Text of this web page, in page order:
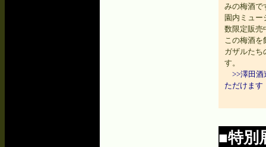
みの梅酒で
園内ミュー
数限定販売
この梅酒を
ガザルたち
す。
>>澤田
ただけます
■特別